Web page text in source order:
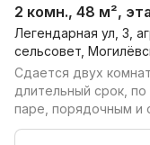
2 комн., 48 м²,
Легендарная ул, 3,
сельсовет,
Сдается двух
длительный срок,
паре, порядочным и
для...